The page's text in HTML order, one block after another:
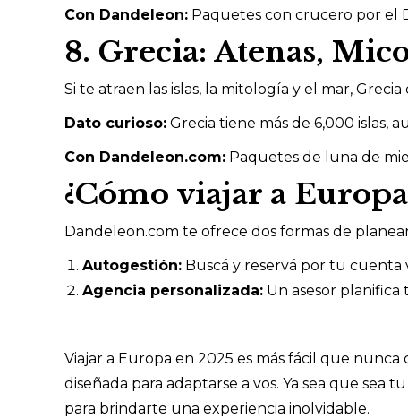
Con Dandeleon: Paquetes con crucero por el
8. Grecia: Atenas,
Si te atraen las islas, la mitología y el mar,
Dato curioso: Grecia tiene más de 6,000 islas,
Con Dandeleon.com: Paquetes de luna de
¿Cómo viajar a
Dandeleon.com te ofrece dos formas de
Autogestión: Buscá y reservá por tu cuenta
Agencia personalizada: Un asesor
Viajar a Europa en 2025 es más fácil que
diseñada para adaptarse a vos. Ya sea que sea tu
para brindarte una experiencia inolvidable.